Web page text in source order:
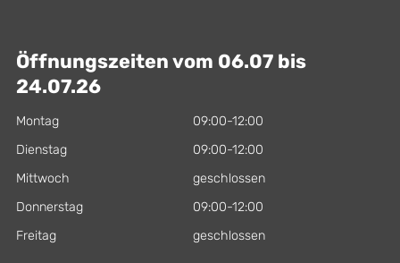
Öffnungszeiten vom 06.07 bis
24.07.26
Montag
09:00-12:00
Dienstag
09:00-12:00
Mittwoch
geschlossen
Donnerstag
09:00-12:00
Freitag
geschlossen